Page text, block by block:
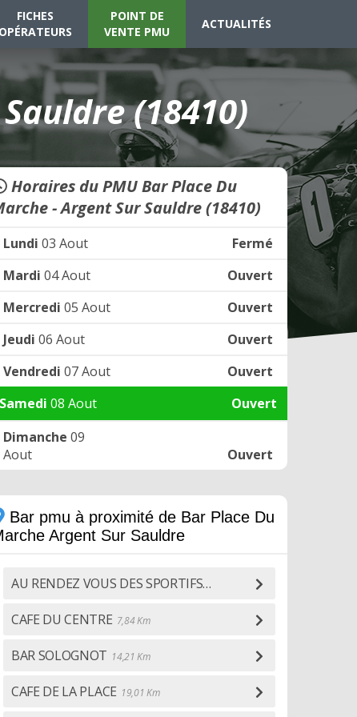
FICHES
OPÉRATEURS
POINT DE
VENTE PMU
ACTUALITÉS
(18410)
Horaires du PMU Bar Place Du
- Argent Sur Sauldre (18410)
Lundi 03 Aout
Fermé
Mardi 04 Aout
Ouvert
Mercredi 05 Aout
Ouvert
Jeudi 06 Aout
Ouvert
Vendredi 07 Aout
Ouvert
Samedi 08 Aout
Ouvert
Dimanche 09
Aout
Ouvert
Bar pmu à proximité de Bar Place Du
Argent Sur Sauldre
AU RENDEZ VOUS DES SPORTIFS7,70 Km
CAFE DU CENTRE 7,84 Km
BAR SOLOGNOT 14,21 Km
CAFE DE LA PLACE 19,01 Km